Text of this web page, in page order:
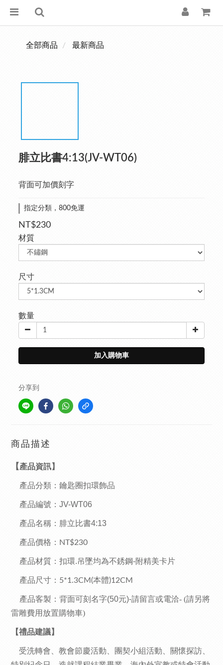
全部商品 最新商品
腓立比書4:13(JV-WT06)
背面可加價刻字
指定分類，800免運
NT$230
材質
尺寸
數量
加入購物車
分享到
商品描述
【產品資訊】
產品分類：鑰匙圈扣環飾品
產品編號：JV-WT06
產品名稱 ： 腓立比書4:13
產品價格： NT$230
產品材質 ：扣環.吊墜均為不銹鋼-附精美卡片
產品尺寸： 5*1.3CM(本體)12CM
產品客製 ：背面可刻名字(50元)-請留言或電洽-(請另將
雷雕費用放置購物車)
【禮品建議】
受洗轉會、教會節慶活動、團契小組活動、關懷探訪、